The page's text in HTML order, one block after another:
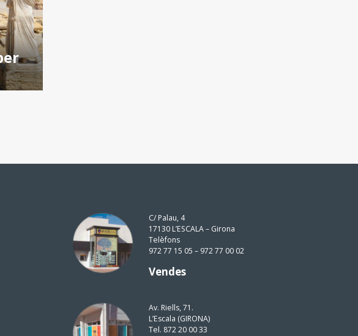
C/ Palau, 4
17130 L’ESCALA – Girona
Telèfons
972 77 15 05 – 972 77 00 02
Vendes
Av. Riells, 71.
L’Escala (GIRONA)
Tel. 872 20 00 33